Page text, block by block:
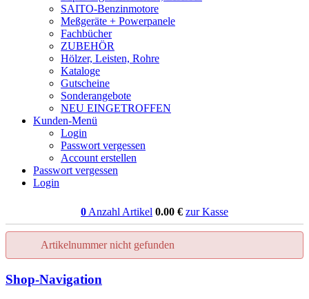
SAITO-Benzinmotore
Meßgeräte + Powerpanele
Fachbücher
ZUBEHÖR
Hölzer, Leisten, Rohre
Kataloge
Gutscheine
Sonderangebote
NEU EINGETROFFEN
Kunden-Menü
Login
Passwort vergessen
Account erstellen
Passwort vergessen
Login
0 Anzahl Artikel 0.00 € zur Kasse
Artikelnummer nicht gefunden
Shop-Navigation